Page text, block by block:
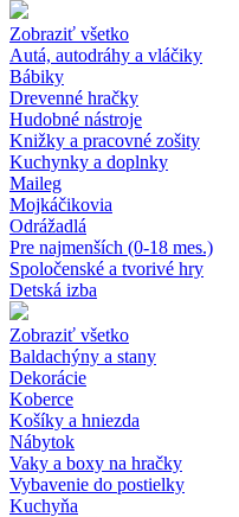
Zobraziť všetko
Autá, autodráhy a vláčiky
Bábiky
Drevenné hračky
Hudobné nástroje
Knižky a pracovné zošity
Kuchynky a doplnky
Maileg
Mojkáčikovia
Odrážadlá
Pre najmenších (0-18 mes.)
Spoločenské a tvorivé hry
Detská izba
Zobraziť všetko
Baldachýny a stany
Dekorácie
Koberce
Košíky a hniezda
Nábytok
Vaky a boxy na hračky
Vybavenie do postielky
Kuchyňa